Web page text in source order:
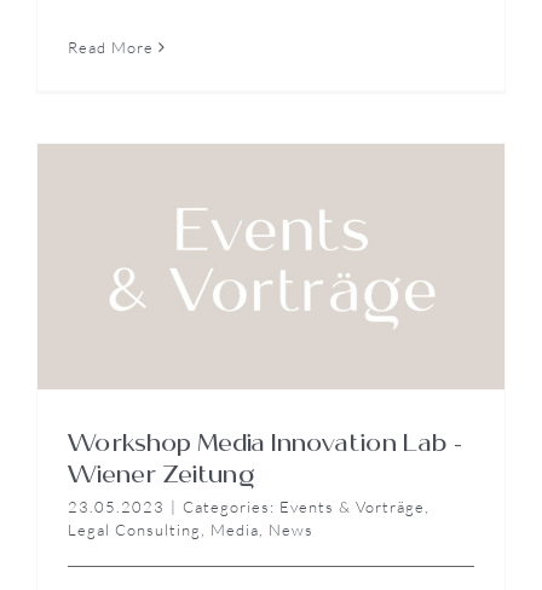
Read More
Workshop Media Innovation Lab –
Wiener Zeitung
23.05.2023 | Categories: Events & Vorträge
Legal Consulting
Media News